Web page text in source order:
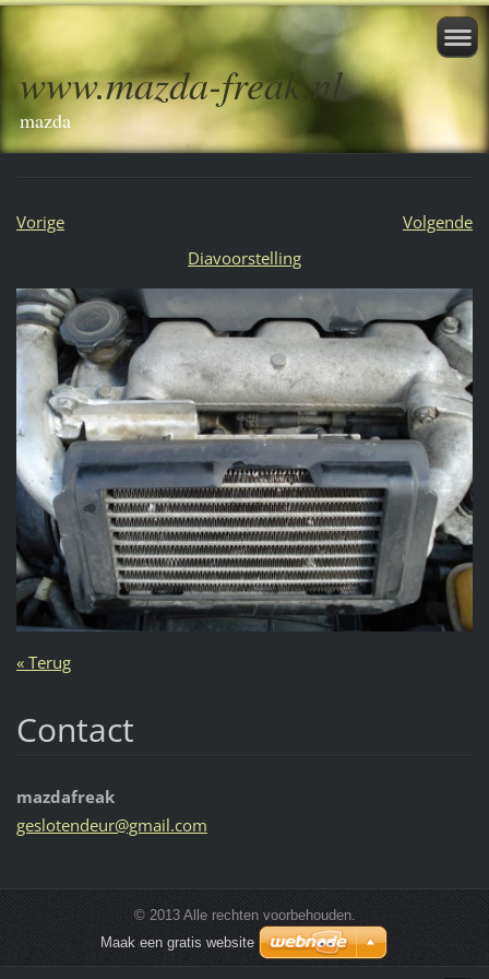
www.mazda-freak.nl
mazda
Vorige
Volgende
Diavoorstelling
« Terug
Contact
mazdafreak
geslotendeur@gmail.com
© 2013 Alle rechten voorbehouden.
Maak een gratis website